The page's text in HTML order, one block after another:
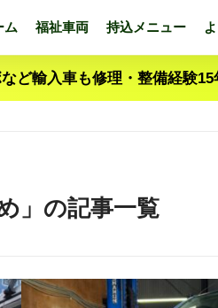
ム 福祉車両 持込メニュー
ど輸入車も修理・整備経験
」の記事一覧